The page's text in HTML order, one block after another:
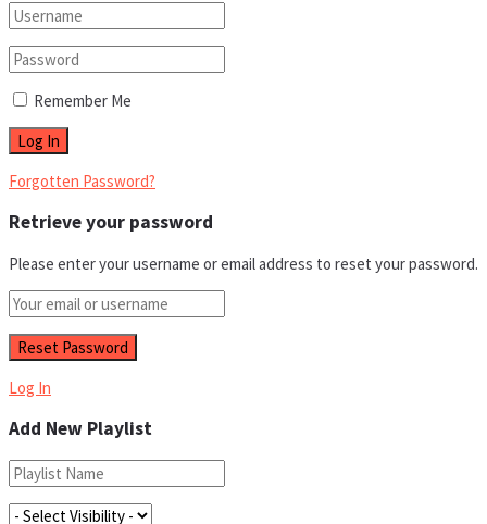
Remember Me
Forgotten Password?
Retrieve your password
Please enter your username or email address to reset your password.
Log In
Add New Playlist